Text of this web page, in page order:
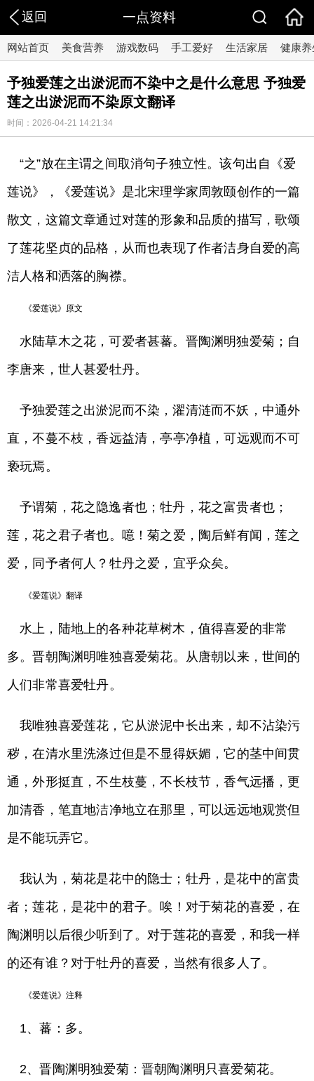
返回 一点资料
网站首页 美食营养 游戏数码 手工爱好 生活家居 健康养
予独爱莲之出淤泥而不染中之是什么意思 予独爱
莲之出淤泥而不染原文翻译
时间：2026-04-21 14:21:34
“之”放在主谓之间取消句子独立性。该句出自《爱
莲说》，《爱莲说》是北宋理学家周敦颐创作的一篇
散文，这篇文章通过对莲的形象和品质的描写，歌颂
了莲花坚贞的品格，从而也表现了作者洁身自爱的高
洁人格和洒落的胸襟。
《爱莲说》原文
水陆草木之花，可爱者甚蕃。晋陶渊明独爱菊；自
李唐来，世人甚爱牡丹。
予独爱莲之出淤泥而不染，濯清涟而不妖，中通外
直，不蔓不枝，香远益清，亭亭净植，可远观而不可
亵玩焉。
予谓菊，花之隐逸者也；牡丹，花之富贵者也；
莲，花之君子者也。噫！菊之爱，陶后鲜有闻，莲之
爱，同予者何人？牡丹之爱，宜乎众矣。
《爱莲说》翻译
水上，陆地上的各种花草树木，值得喜爱的非常
多。晋朝陶渊明唯独喜爱菊花。从唐朝以来，世间的
人们非常喜爱牡丹。
我唯独喜爱莲花，它从淤泥中长出来，却不沾染污
秽，在清水里洗涤过但是不显得妖媚，它的茎中间贯
通，外形挺直，不生枝蔓，不长枝节，香气远播，更
加清香，笔直地洁净地立在那里，可以远远地观赏但
是不能玩弄它。
我认为，菊花是花中的隐士；牡丹，是花中的富贵
者；莲花，是花中的君子。唉！对于菊花的喜爱，在
陶渊明以后很少听到了。对于莲花的喜爱，和我一样
的还有谁？对于牡丹的喜爱，当然有很多人了。
《爱莲说》注释
1、蕃：多。
2、晋陶渊明独爱菊：晋朝陶渊明只喜爱菊花。